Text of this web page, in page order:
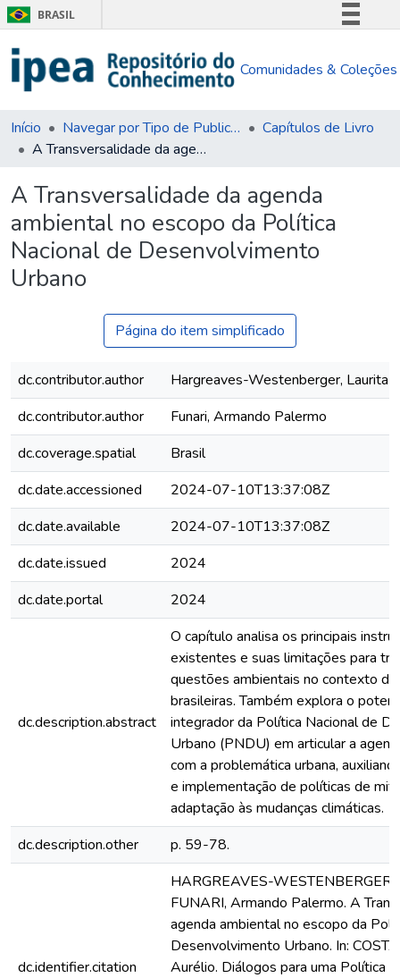
BRASIL
Comunica BR
Acesso à informação
Comunidades & Coleções
Início Navegar por Tipo de Publicação
Capítulos de Livro
A Transversalidade da agenda ambiental no escopo da Política Nacional de Desenvolvimento Urbano
A Transversalidade da agenda
ambiental no escopo da Política
Nacional de Desenvolvimento
Urbano
Página do item simplificado
dc.contributor.author
Hargreaves-Westenberger, Laurita
dc.contributor.author
Funari, Armando Palermo
dc.coverage.spatial
Brasil
dc.date.accessioned
2024-07-10T13:37:08Z
dc.date.available
2024-07-10T13:37:08Z
dc.date.issued
2024
dc.date.portal
2024
dc.description.abstract
O capítulo analisa os principais
existentes e suas limitações para
questões ambientais no contexto
brasileiras. Também explora o
integrador da Política Nacional de
Urbano (PNDU) em articular a
com a problemática urbana,
e implementação de políticas de
adaptação às mudanças climáticas.
dc.description.other
p. 59-78.
dc.identifier.citation
HARGREAVES-WESTENBERGER,
FUNARI, Armando Palermo. A
agenda ambiental no escopo da
Desenvolvimento Urbano. In:
Aurélio. Diálogos para uma Política